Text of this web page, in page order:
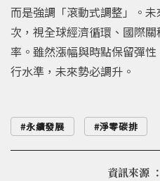
而是強調「滾動式調整」。
次，視全球經濟循環、國際
率。雖然漲幅與時點保留彈
行水準，未來勢必調升。
永續發展 淨零碳排
資訊來源 ：